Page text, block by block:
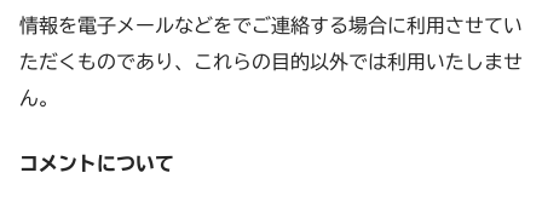
情報を電子メールなどをでご連絡する場合に利用させてい
ただくものであり、これらの目的以外では利用いたしませ
ん。
コメントについて